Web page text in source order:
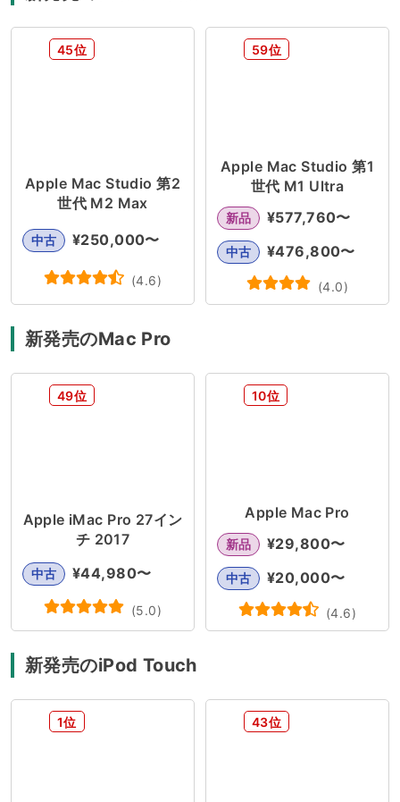
45位
Apple Mac Studio 第2
世代 M2 Max
中古 ¥250,000〜
(4.6)
59位
Apple Mac Studio 第1
世代 M1 Ultra
新品 ¥577,760〜
中古 ¥476,800〜
(4.0)
新発売のMac Pro
49位
Apple iMac Pro 27イン
チ 2017
中古 ¥44,980〜
(5.0)
10位
Apple Mac Pro
新品 ¥29,800〜
中古 ¥20,000〜
(4.6)
新発売のiPod Touch
1位 43位